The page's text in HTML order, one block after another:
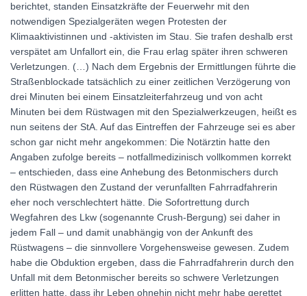
berichtet, standen Einsatzkräfte der Feuerwehr mit den
notwendigen Spezialgeräten wegen Protesten der
Klimaaktivistinnen und -aktivisten im Stau. Sie trafen deshalb erst
verspätet am Unfallort ein, die Frau erlag später ihren schweren
Verletzungen. (…) Nach dem Ergebnis der Ermittlungen führte die
Straßenblockade tatsächlich zu einer zeitlichen Verzögerung von
drei Minuten bei einem Einsatzleiterfahrzeug und von acht
Minuten bei dem Rüstwagen mit den Spezialwerkzeugen, heißt es
nun seitens der StA. Auf das Eintreffen der Fahrzeuge sei es aber
schon gar nicht mehr angekommen: Die Notärztin hatte den
Angaben zufolge bereits – notfallmedizinisch vollkommen korrekt
– entschieden, dass eine Anhebung des Betonmischers durch
den Rüstwagen den Zustand der verunfallten Fahrradfahrerin
eher noch verschlechtert hätte. Die Sofortrettung durch
Wegfahren des Lkw (sogenannte Crush-Bergung) sei daher in
jedem Fall – und damit unabhängig von der Ankunft des
Rüstwagens – die sinnvollere Vorgehensweise gewesen. Zudem
habe die Obduktion ergeben, dass die Fahrradfahrerin durch den
Unfall mit dem Betonmischer bereits so schwere Verletzungen
erlitten hatte, dass ihr Leben ohnehin nicht mehr habe gerettet